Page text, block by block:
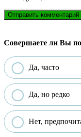
Совершаете ли Вы
Да, часто
Да, но редко
Нет,